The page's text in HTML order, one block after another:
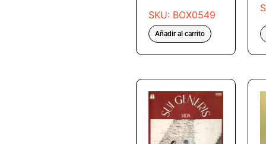
SKU: BOX0549
Añadir al carrito